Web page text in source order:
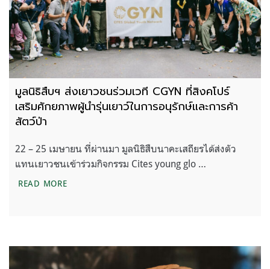
มูลนิธิสืบฯ ส่งเยาวชนร่วมเวที CGYN ที่สิงคโปร์
เสริมศักยภาพผู้นำรุ่นเยาว์ในการอนุรักษ์และการค้า
สัตว์ป่า
22 – 25 เมษายน ที่ผ่านมา มูลนิธิสืบนาคะเสถียรได้ส่งตัว
แทนเยาวชนเข้าร่วมกิจกรรม Cites young glo …
READ MOREมูลนิธิสืบฯ ส่งเยาวชนร่วมเวที CGYN ที่สิงคโปร์ เสริ